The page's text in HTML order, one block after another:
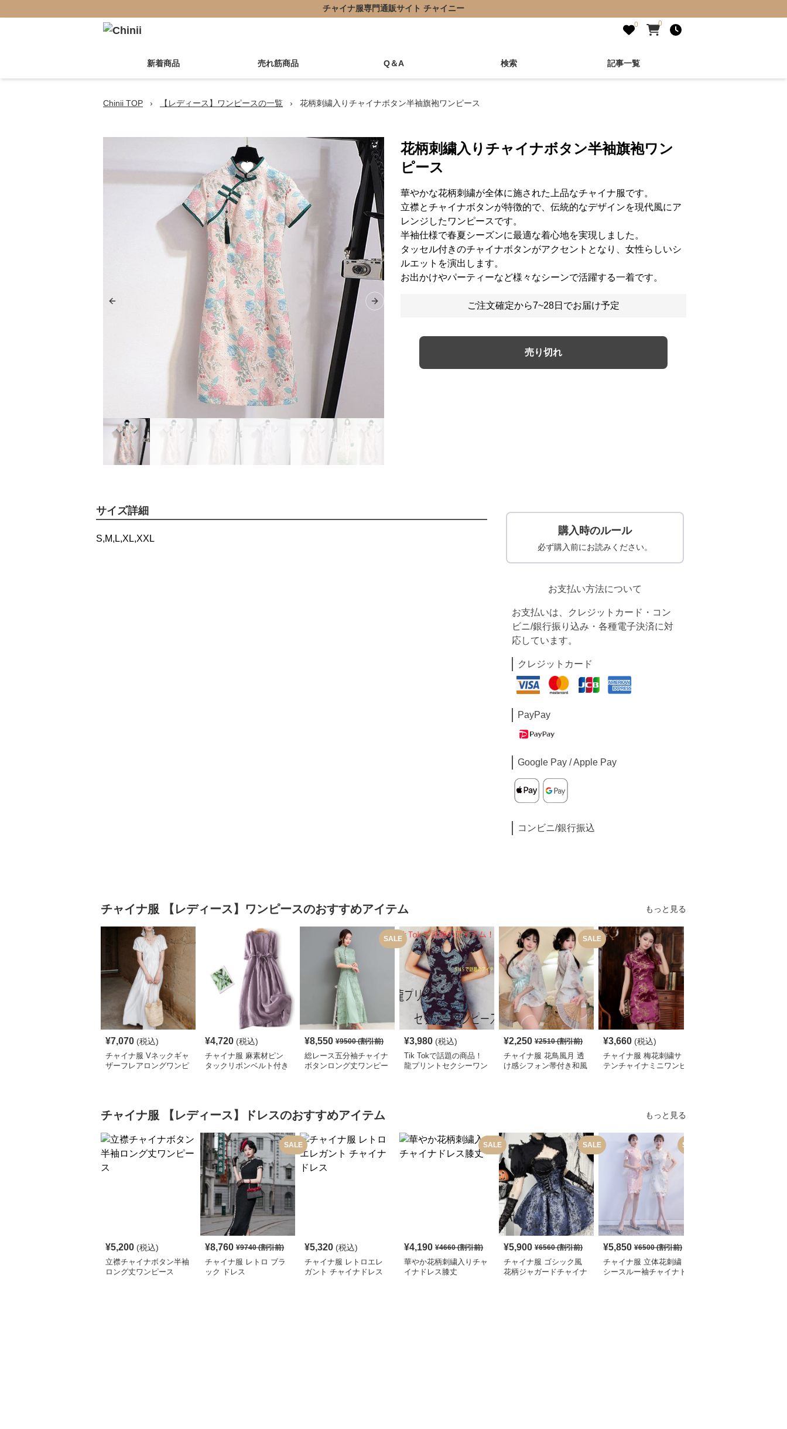
チャイナ服専門通販サイト チャイニー
0 0
新着商品 売れ筋商品 Q＆A 検索 記事一覧
Chinii TOP › 【レディース】ワンピースの一覧 › 花柄刺繍入りチャイナボタン半袖旗袍ワンピース
Previous slide Next slide
花柄刺繍入りチャイナボタン半袖旗袍ワン
ピース
華やかな花柄刺繍が全体に施された上品なチャイナ服です。
立襟とチャイナボタンが特徴的で、伝統的なデザインを現代風にア
レンジしたワンピースです。
半袖仕様で春夏シーズンに最適な着心地を実現しました。
タッセル付きのチャイナボタンがアクセントとなり、女性らしいシ
ルエットを演出します。
お出かけやパーティーなど様々なシーンで活躍する一着です。
ご注文確定から7~28日でお届け予定
売り切れ
サイズ詳細
S,M,L,XL,XXL
購入時のルール
必ず購入前にお読みください。
お支払い方法について
お支払いは、クレジットカード・コン
ビニ/銀行振り込み・各種電子決済に対
応しています。
クレジットカード
PayPay
Google Pay / Apple Pay
コンビニ/銀行振込
チャイナ服 【レディース】ワンピースのおすすめアイテム もっと見る
¥7,070 (税込)
チャイナ服 Vネックギャ
ザーフレアロングワンピ
¥4,720 (税込)
チャイナ服 麻素材ピン
タックリボンベルト付き
SALE
¥8,550 ¥9500(割引前)
総レース五分袖チャイナ
ボタンロング丈ワンピー
¥3,980 (税込)
Tik Tokで話題の商品！
龍プリントセクシーワン
SALE
¥2,250 ¥2510(割引前)
チャイナ服 花鳥風月 透
け感シフォン帯付き和風
¥3,660 (税込)
チャイナ服 梅花刺繍サ
テンチャイナミニワンピ
チャイナ服 【レディース】ドレスのおすすめアイテム もっと見る
¥5,200 (税込)
立襟チャイナボタン半袖
ロング丈ワンピース
SALE
¥8,760 ¥9740(割引前)
チャイナ服 レトロ ブラ
ック ドレス
¥5,320 (税込)
チャイナ服 レトロエレ
ガント チャイナドレス
SALE
¥4,190 ¥4660(割引前)
華やか花柄刺繍入りチャ
イナドレス膝丈
SALE
¥5,900 ¥6560(割引前)
チャイナ服 ゴシック風
花柄ジャガードチャイナ
SALE
¥5,850 ¥6500(割引前)
チャイナ服 立体花刺繍
シースルー袖チャイナド